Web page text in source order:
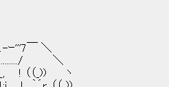
￣ ＼ │
│ !
（_)) ヽ